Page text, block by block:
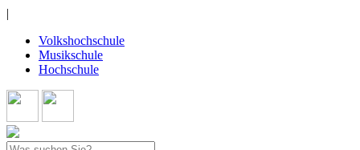
|
Volkshochschule
Musikschule
Hochschule